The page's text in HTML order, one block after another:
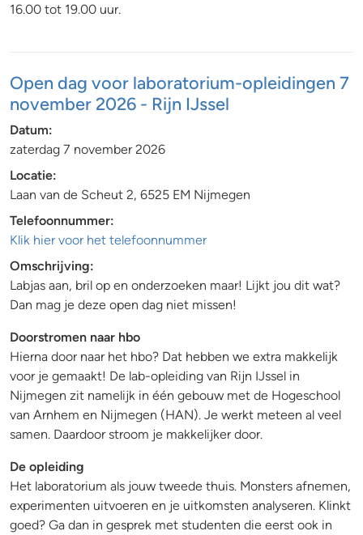
16.00 tot 19.00 uur.
Open dag voor laboratorium-opleidingen 7
november 2026 - Rijn IJssel
Datum:
zaterdag 7 november 2026
Locatie:
Laan van de Scheut 2, 6525 EM Nijmegen
Telefoonnummer:
Klik hier voor het telefoonnummer
Omschrijving:
Labjas aan, bril op en onderzoeken maar! Lijkt jou dit wat?
Dan mag je deze open dag niet missen!
Doorstromen naar hbo
Hierna door naar het hbo? Dat hebben we extra makkelijk
voor je gemaakt! De lab-opleiding van Rijn IJssel in
Nijmegen zit namelijk in één gebouw met de Hogeschool
van Arnhem en Nijmegen (HAN). Je werkt meteen al veel
samen. Daardoor stroom je makkelijker door.
De opleiding
Het laboratorium als jouw tweede thuis. Monsters afnemen,
experimenten uitvoeren en je uitkomsten analyseren. Klinkt
goed? Ga dan in gesprek met studenten die eerst ook in